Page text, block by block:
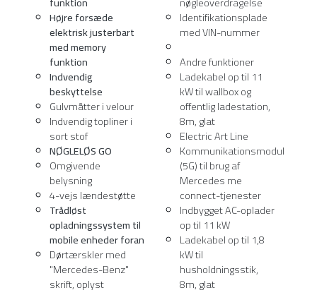
Højre forsæde
elektrisk justerbart
med memory
funktion
Indvendig
beskyttelse
Gulvmåtter i velour
Indvendig topliner i
sort stof
NØGLELØS GO
Omgivende
belysning
4-vejs lændestøtte
Trådløst
opladningssystem til
mobile enheder foran
Dørtærskler med
"Mercedes-Benz"
skrift, oplyst
Identifikationsplade
med VIN-nummer
Andre funktioner
Ladekabel op til 11
kW til wallbox og
offentlig ladestation,
8m, glat
Electric Art Line
Kommunikationsmodul
(5G) til brug af
Mercedes me
connect-tjenester
Indbygget AC-oplader
op til 11 kW
Ladekabel op til 1,8
kW til
husholdningsstik,
8m, glat